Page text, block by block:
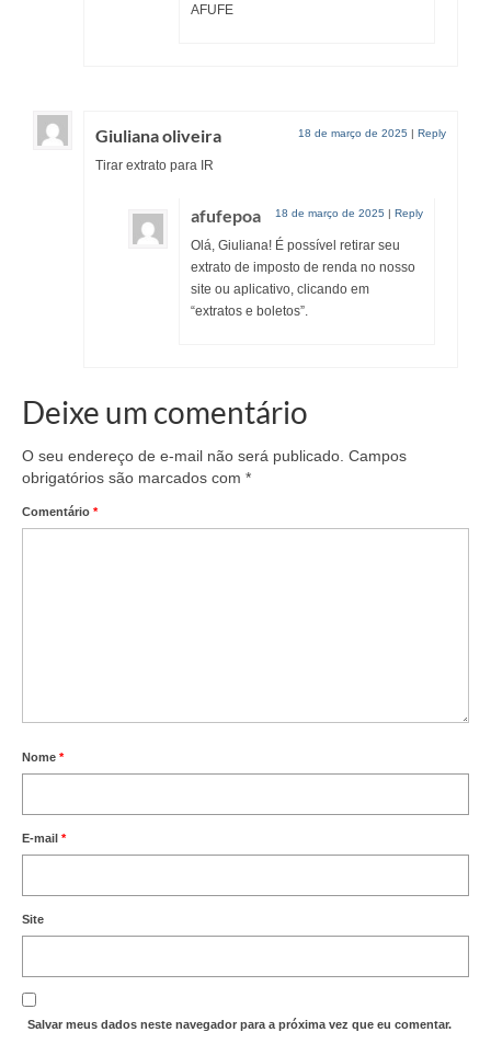
AFUFE
Giuliana oliveira 18 de março de 2025 | Reply
Tirar extrato para IR
afufepoa 18 de março de 2025 | Reply
Olá, Giuliana! É possível retirar seu
extrato de imposto de renda no nosso
site ou aplicativo, clicando em
“extratos e boletos”.
Deixe um comentário
O seu endereço de e-mail não será publicado. Campos
obrigatórios são marcados com *
Comentário *
Nome *
E-mail *
Site
Salvar meus dados neste navegador para a próxima vez que eu comentar.